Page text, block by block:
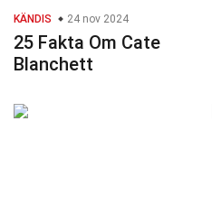
KÄNDIS 24 nov 2024
25 Fakta Om Cate
Blanchett